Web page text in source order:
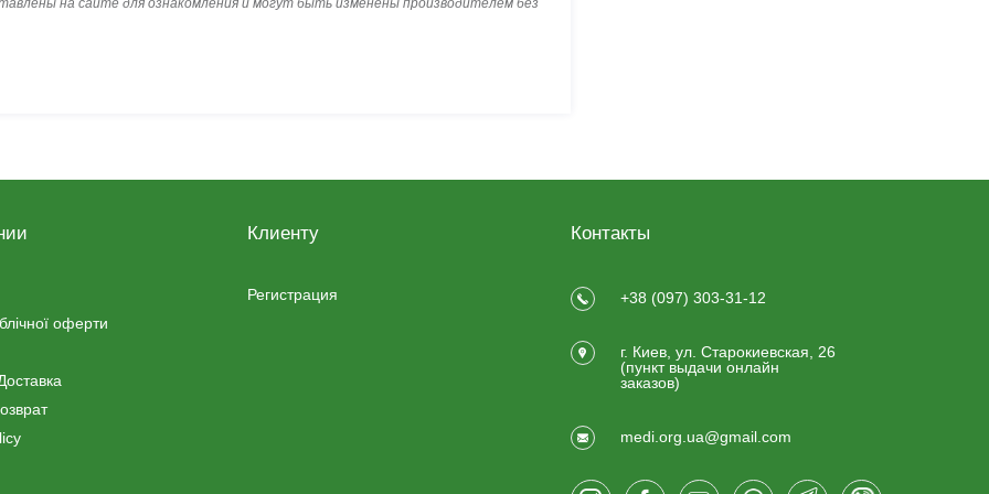
на сайте для ознакомления и могут быть изменены производителем без
оферти
Клиенту
Регистрация
Контакты
+38 (097) 303-31-12
г. Киев, ул. Старокиевская, 26
(пункт выдачи онлайн
заказов)
medi.org.ua@gmail.com